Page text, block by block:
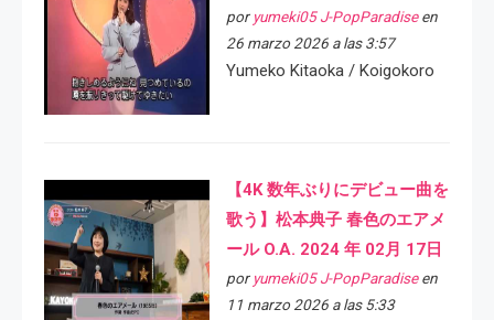
por yumeki05 J-PopParadiseen
26 marzo 2026 a las 3:57
Yumeko Kitaoka / Koigokoro
【4K 数年ぶりにデビュー曲を
歌う】松本典子 春色のエアメ
ール O.A. 2024 年 02月 17日
por yumeki05 J-PopParadiseen
11 marzo 2026 a las 5:33